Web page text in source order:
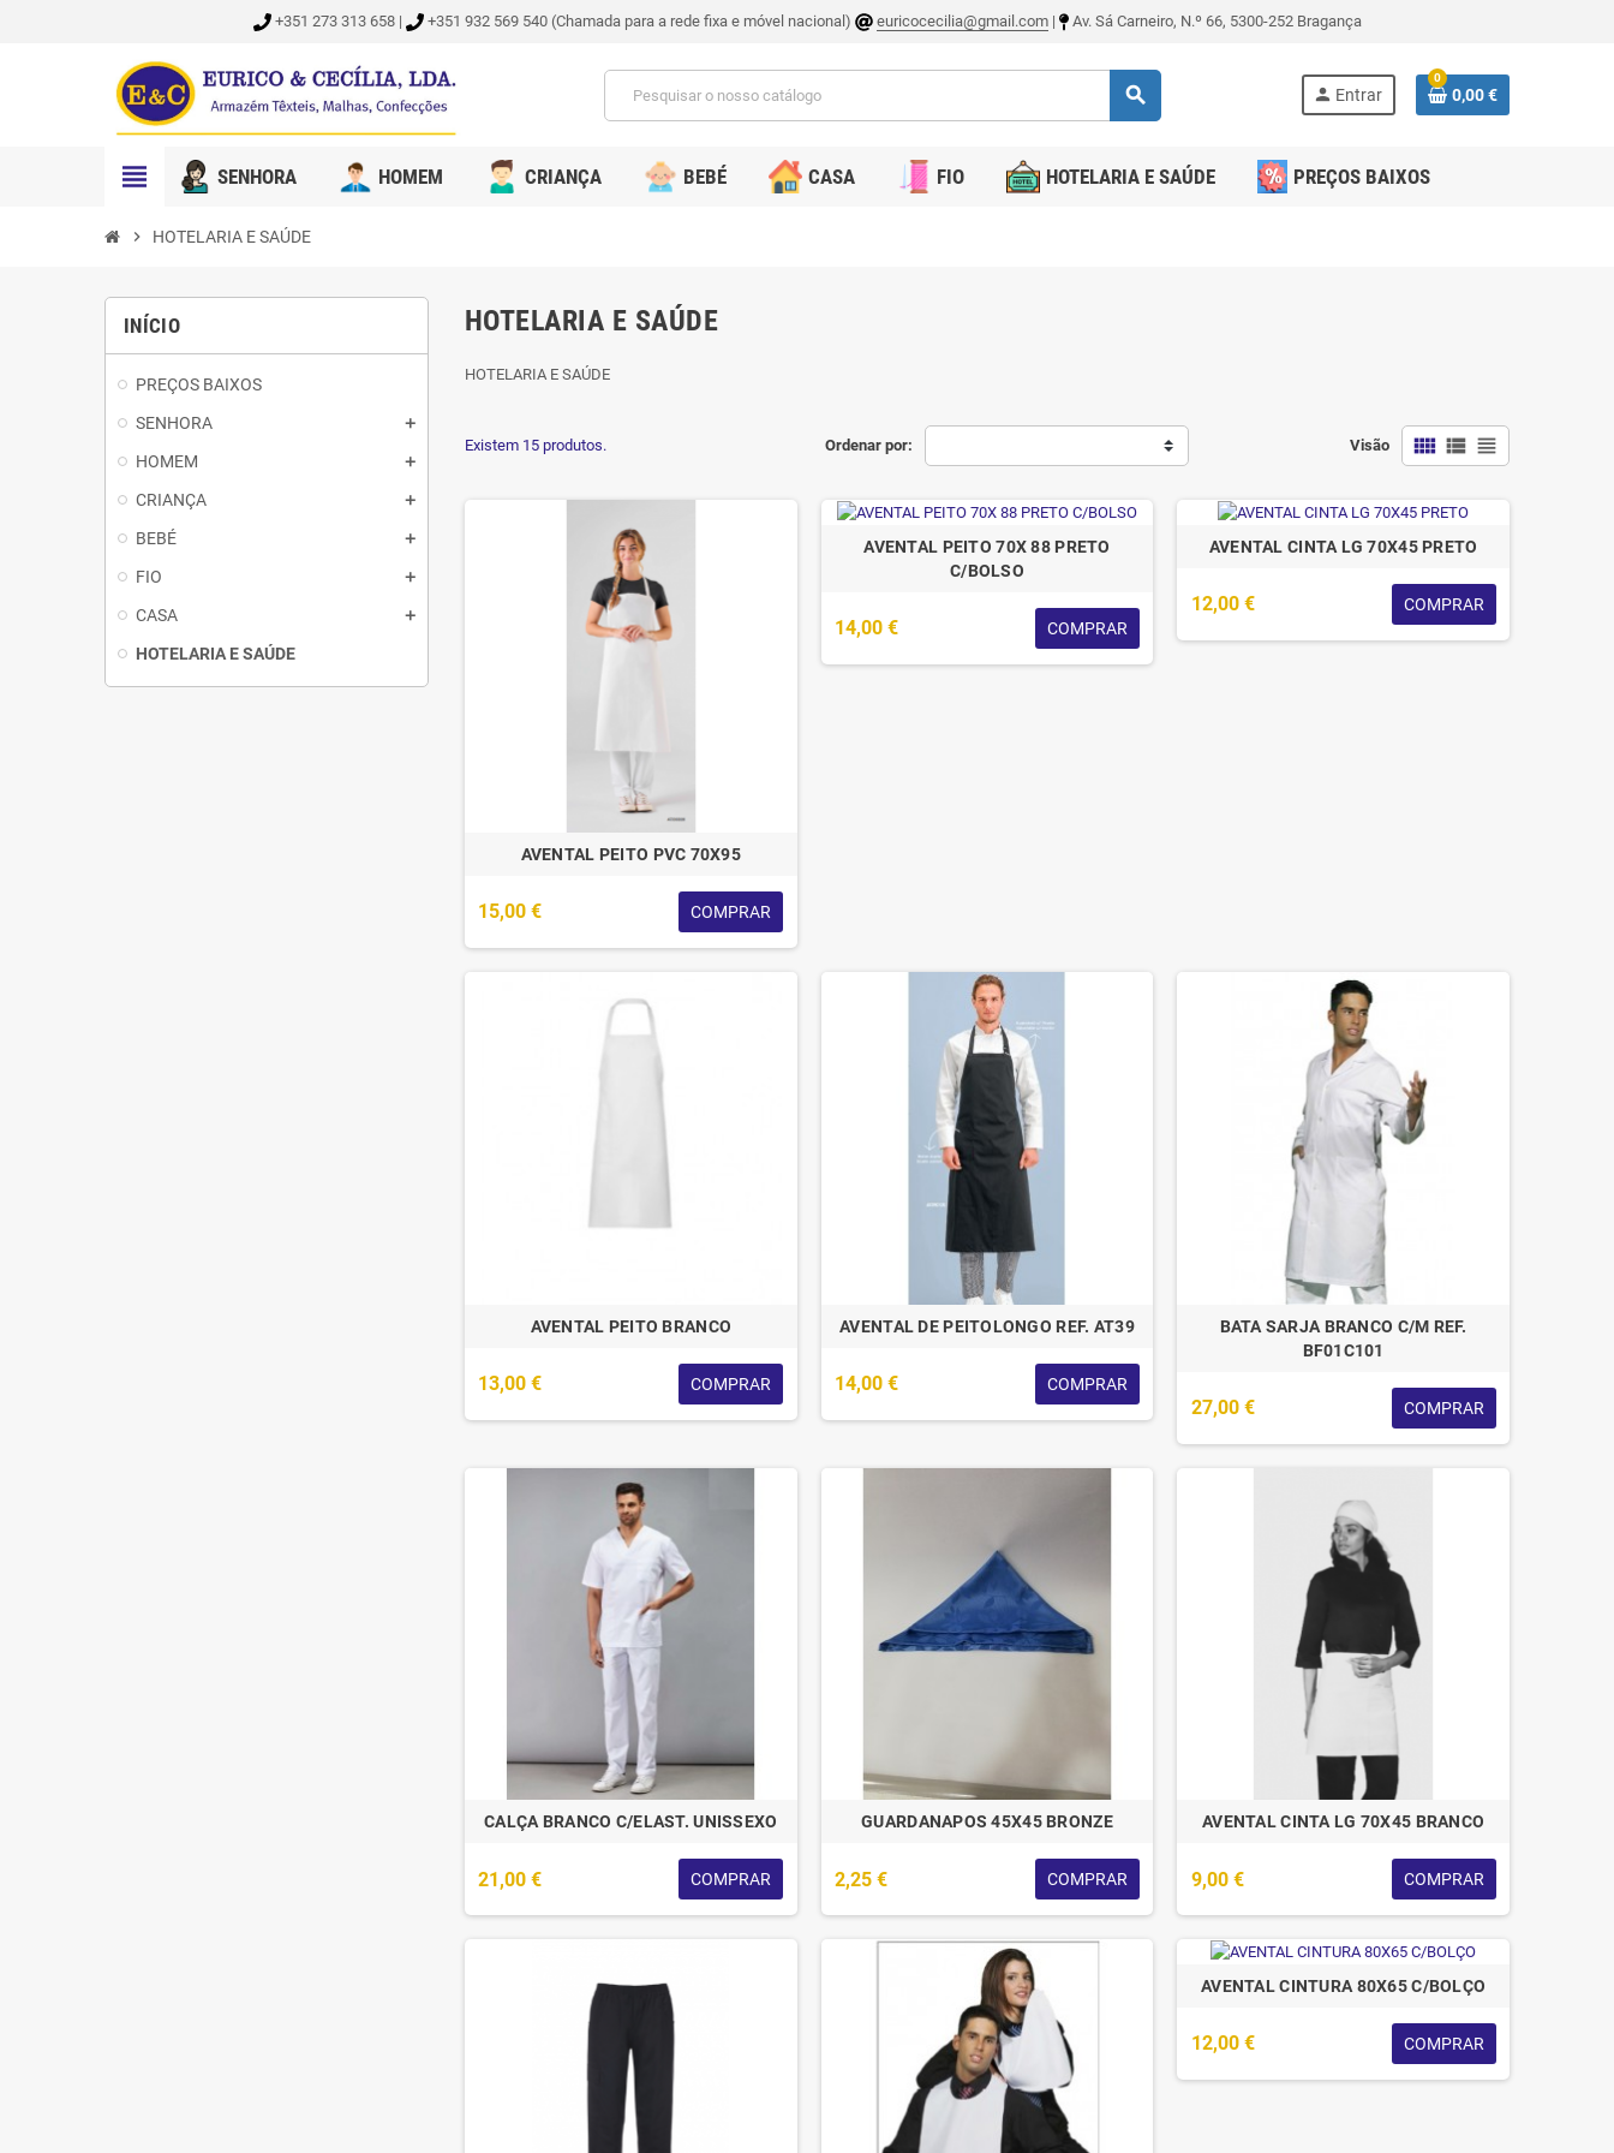
+351 273 313 658 | +351 932 569 540 (Chamada para a rede fixa e móvel nacional) euricocecilia@gmail.com| Av. Sá Carneiro, N.º 66, 5300-252 Bragança
search person Entrar
0
0,00 €
view_headline SENHORA HOMEM CRIANÇA BEBÉ CASA FIO HOTELARIA E SAÚDE PREÇOS BAIXOS
chevron_right HOTELARIA E SAÚDE
INÍCIO
PREÇOS BAIXOS
SENHORA
HOMEM
CRIANÇA
BEBÉ
FIO
CASA
HOTELARIA E SAÚDE
HOTELARIA E SAÚDE
HOTELARIA E SAÚDE
Ordenar por: Visão view_comfy view_list view_headline
Existem 15 produtos.
AVENTAL PEITO PVC 70X95
15,00 € COMPRAR
AVENTAL PEITO 70X 88 PRETO
C/BOLSO
14,00 € COMPRAR
AVENTAL CINTA LG 70X45 PRETO
12,00 € COMPRAR
AVENTAL PEITO BRANCO
13,00 € COMPRAR
AVENTAL DE PEITOLONGO REF. AT39
14,00 € COMPRAR
BATA SARJA BRANCO C/M REF.
BF01C101
27,00 € COMPRAR
CALÇA BRANCO C/ELAST. UNISSEXO
21,00 € COMPRAR
GUARDANAPOS 45X45 BRONZE
2,25 € COMPRAR
AVENTAL CINTA LG 70X45 BRANCO
9,00 € COMPRAR
AVENTAL CINTURA 80X65 C/BOLÇO
12,00 € COMPRAR